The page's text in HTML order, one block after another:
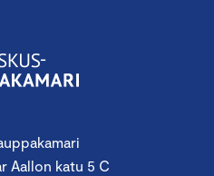
Aallon katu 5 C